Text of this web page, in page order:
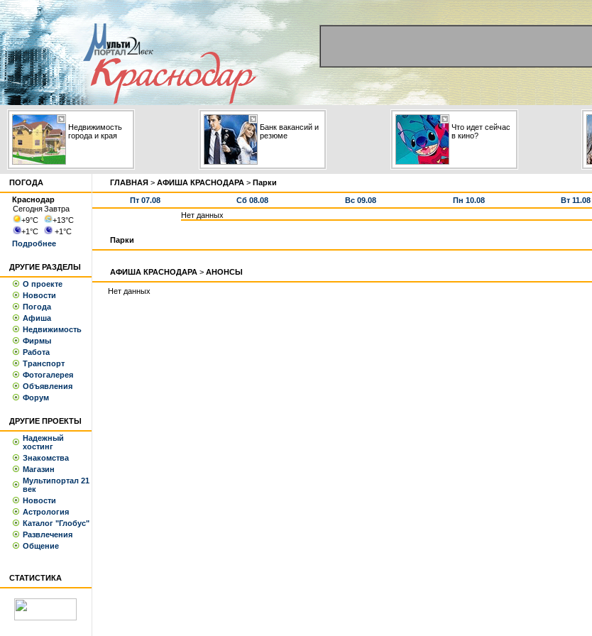
Недвижимость
города и края
Банк вакансий и
резюме
Что идет сейчас
в кино?
ПОГОДА
Краснодар
СегодняЗавтра
+9°С +13°С
+1°С +1°С
Подробнее
ДРУГИЕ РАЗДЕЛЫ
О проекте
Новости
Погода
Афиша
Недвижимость
Фирмы
Работа
Транспорт
Фотогалерея
Объявления
Форум
ДРУГИЕ ПРОЕКТЫ
Надежный
хостинг
Знакомства
Магазин
Мультипортал 21
век
Новости
Астрология
Каталог "Глобус"
Развлечения
Общение
СТАТИСТИКА
ГЛАВНАЯ > АФИША КРАСНОДАРА > Парки
Пт 07.08 Сб 08.08 Вс 09.08 Пн 10.08 Вт 11.08
Нет данных
Парки
АФИША КРАСНОДАРА > АНОНСЫ
Нет данных